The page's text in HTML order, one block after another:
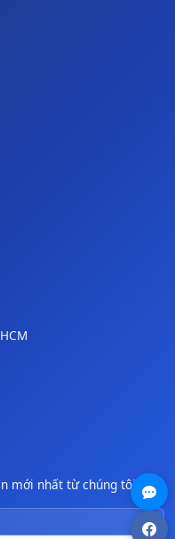
mới nhất từ chúng tôi.